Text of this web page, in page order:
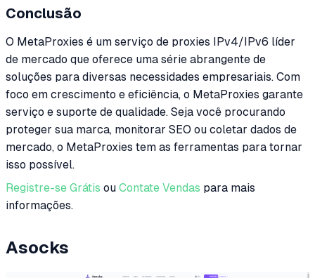
Conclusão
O MetaProxies é um serviço de proxies IPv4/IPv6 líder
de mercado que oferece uma série abrangente de
soluções para diversas necessidades empresariais. Com
foco em crescimento e eficiência, o MetaProxies garante
serviço e suporte de qualidade. Seja você procurando
proteger sua marca, monitorar SEO ou coletar dados de
mercado, o MetaProxies tem as ferramentas para tornar
isso possível.
Registre-se Grátis ou Contate Vendas para mais
informações.
Asocks